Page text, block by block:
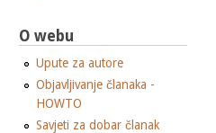
O webu
Upute za autore
Objavljivanje članaka -
HOWTO
Savjeti za dobar članak